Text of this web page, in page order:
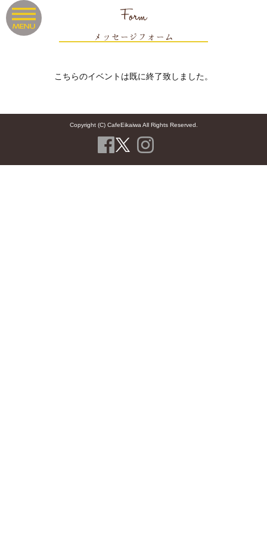
Form
メッセージフォーム
こちらのイベントは既に終了致しました。
Copyright (C) CafeEikaiwa All Rights Reserved.